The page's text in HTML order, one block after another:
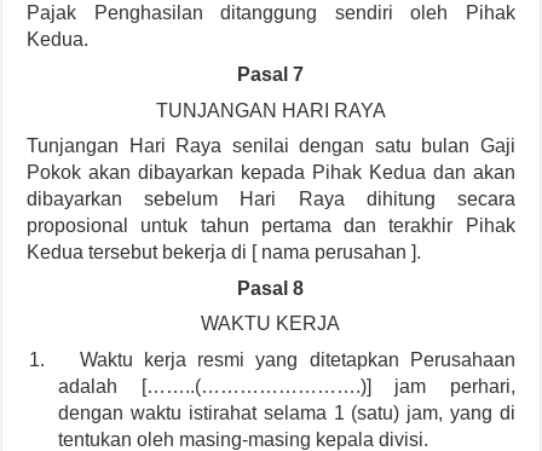
Pajak Penghasilan ditanggung sendiri oleh Pihak
Kedua.
Pasal 7
TUNJANGAN HARI RAYA
Tunjangan Hari Raya senilai dengan satu bulan Gaji
Pokok akan dibayarkan kepada Pihak Kedua dan akan
dibayarkan sebelum Hari Raya dihitung secara
proposional untuk tahun pertama dan terakhir Pihak
Kedua tersebut bekerja di [ nama perusahan ].
Pasal 8
WAKTU KERJA
1.
Waktu kerja resmi yang ditetapkan Perusahaan
adalah [……..(…………………….)] jam perhari,
dengan waktu istirahat selama 1 (satu) jam, yang di
tentukan oleh masing-masing kepala divisi.